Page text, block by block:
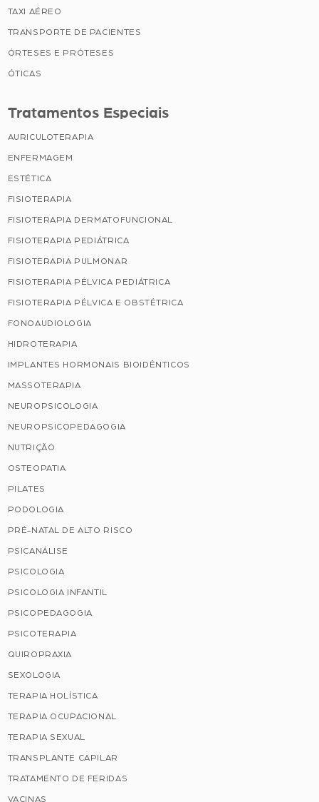
TAXI AÉREO
TRANSPORTE DE PACIENTES
ÓRTESES E PRÓTESES
ÓTICAS
Tratamentos Especiais
AURICULOTERAPIA
ENFERMAGEM
ESTÉTICA
FISIOTERAPIA
FISIOTERAPIA DERMATOFUNCIONAL
FISIOTERAPIA PEDIÁTRICA
FISIOTERAPIA PULMONAR
FISIOTERAPIA PÉLVICA PEDIÁTRICA
FISIOTERAPIA PÉLVICA E OBSTÉTRICA
FONOAUDIOLOGIA
HIDROTERAPIA
IMPLANTES HORMONAIS BIOIDÊNTICOS
MASSOTERAPIA
NEUROPSICOLOGIA
NEUROPSICOPEDAGOGIA
NUTRIÇÃO
OSTEOPATIA
PILATES
PODOLOGIA
PRÉ-NATAL DE ALTO RISCO
PSICANÁLISE
PSICOLOGIA
PSICOLOGIA INFANTIL
PSICOPEDAGOGIA
PSICOTERAPIA
QUIROPRAXIA
SEXOLOGIA
TERAPIA HOLÍSTICA
TERAPIA OCUPACIONAL
TERAPIA SEXUAL
TRANSPLANTE CAPILAR
TRATAMENTO DE FERIDAS
VACINAS